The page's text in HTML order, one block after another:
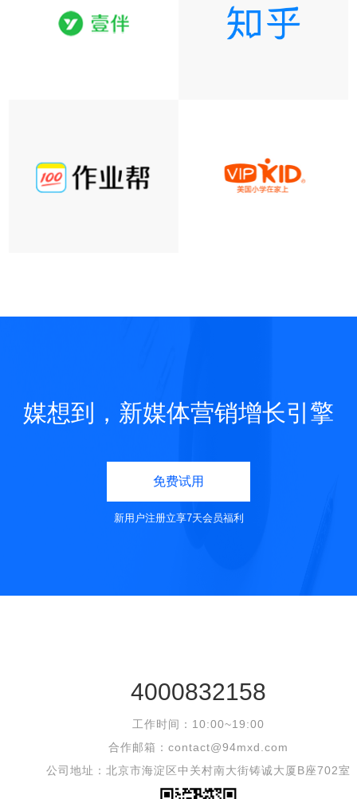
媒想到，新媒体营销增长引擎
免费试用
新用户注册立享7天会员福利
4000832158
工作时间：10:00~19:00
合作邮箱：contact@94mxd.com
公司地址：北京市海淀区中关村南大街铸诚大厦B座702室